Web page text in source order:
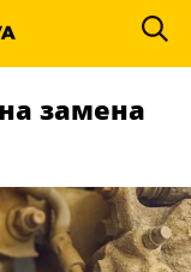
замена